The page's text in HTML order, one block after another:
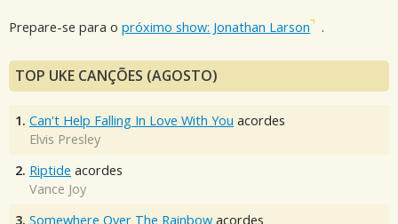
Prepare-se para o próximo show: Jonathan Larson .
TOP UKE CANÇÕES (AGOSTO)
1. Can't Help Falling In Love With You acordes
Elvis Presley
2. Riptide acordes
Vance Joy
3. Somewhere Over The Rainbow acordes